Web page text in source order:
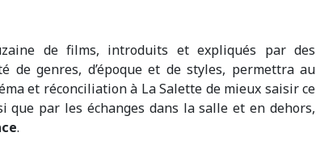
de films, introduits et expliqués par des
de genres, d’époque et de styles, permettra au
et réconciliation à La Salette de mieux saisir ce
que par les échanges dans la salle et en dehors,
.